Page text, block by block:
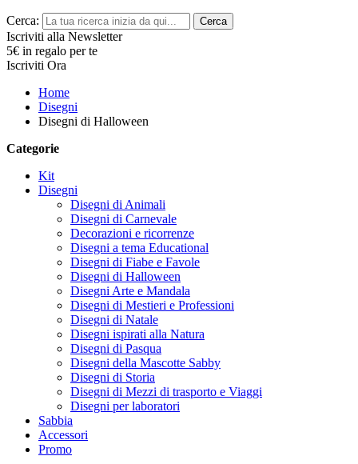
Cerca: Cerca
Iscriviti alla Newsletter
5€ in regalo per te
Iscriviti Ora
Home
Disegni
Disegni di Halloween
Categorie
Kit
Disegni
Disegni di Animali
Disegni di Carnevale
Decorazioni e ricorrenze
Disegni a tema Educational
Disegni di Fiabe e Favole
Disegni di Halloween
Disegni Arte e Mandala
Disegni di Mestieri e Professioni
Disegni di Natale
Disegni ispirati alla Natura
Disegni di Pasqua
Disegni della Mascotte Sabby
Disegni di Storia
Disegni di Mezzi di trasporto e Viaggi
Disegni per laboratori
Sabbia
Accessori
Promo